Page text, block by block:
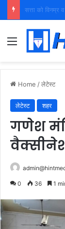
युवा शक्ति को
Menu
Home /लेटेस्ट
लेटेस्ट शहर
गणेश
0 36 1